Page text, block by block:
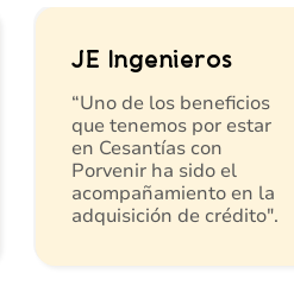
JE Ingenieros
“Uno de los beneficios
que tenemos por estar
en Cesantías con
Porvenir ha sido el
acompañamiento en la
adquisición de crédito".